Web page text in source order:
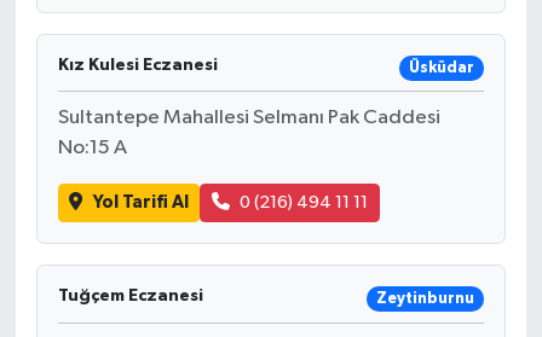
Kız Kulesi Eczanesi Üsküdar
Sultantepe Mahallesi Selmanı Pak Caddesi
No:15 A
Yol Tarifi Al 0 (216) 494 11 11
Tuğçem Eczanesi Zeytinburnu